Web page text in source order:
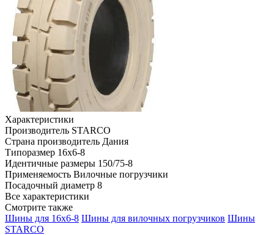
Характеристики
Производитель STARCO
Страна производитель Дания
Типоразмер 16x6-8
Идентичные размеры 150/75-8
Применяемость Вилочные погрузчики
Посадочный диаметр 8
Все характеристики
Смотрите также
Шины для 16x6-8 Шины для вилочных погрузчиков Шины
STARCO